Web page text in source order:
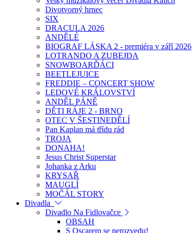
Divotvorný hrnec
SIX
DRACULA 2026
ANDĚLÉ
BIOGRAF LÁSKA 2 - premiéra v září 2026
LOTRANDO A ZUBEJDA
SNOWBOARĎÁCI
BEETLEJUICE
FREDDIE – CONCERT SHOW
LEDOVÉ KRÁLOVSTVÍ
ANDĚL PÁNĚ
DĚTI RÁJE 2 - BRNO
OTEC V ŠESTINEDĚLÍ
Pan Kaplan má třídu rád
TROJA
DONAHA!
Jesus Christ Superstar
Johanka z Arku
KRYSAŘ
MAUGLÍ
MOČÁL STORY
Divadla
Divadlo Na Fidlovačce
OBSAH
S Oscarem se nerozvedu!